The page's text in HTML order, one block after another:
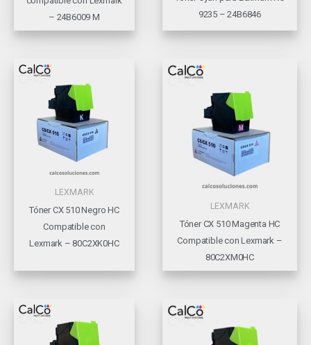
– 24B6009 M
9235 – 24B6846
LEXMARK
Tóner CX 510 Negro HC
Compatible con
Lexmark – 80C2XK0HC
LEXMARK
Tóner CX 510 Magenta HC
Compatible con Lexmark –
80C2XM0HC